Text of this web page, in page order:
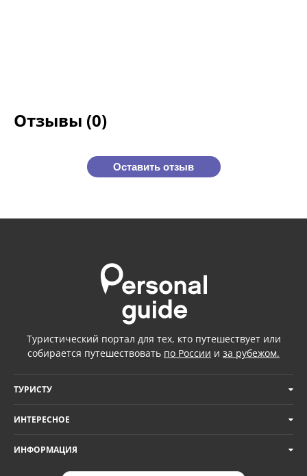
Отзывы (0)
Оставить отзыв
Туристический портал для тех, кто путешествует или
собирается путешествовать по России и за рубежом.
ТУРИСТУ
ИНТЕРЕСНОЕ
ИНФОРМАЦИЯ